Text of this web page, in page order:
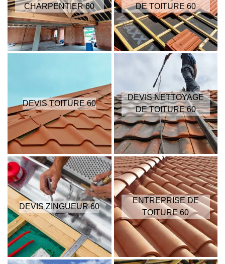
CHARPENTIER 60
DE TOITURE 60
DEVIS TOITURE 60
DEVIS NETTOYAGE
DE TOITURE 60
DEVIS ZINGUEUR 60
ENTREPRISE DE
TOITURE 60